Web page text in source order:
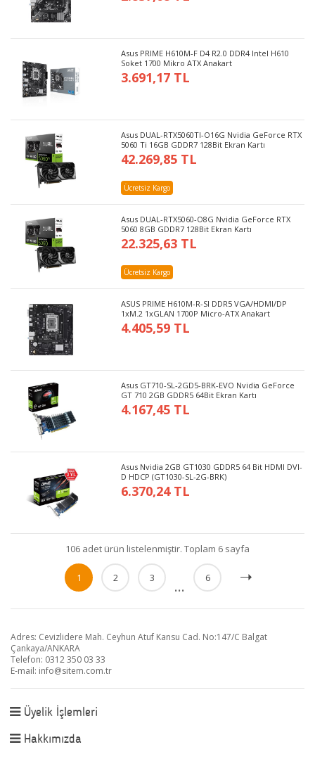
Asus PRIME H610M-F D4 R2.0 DDR4 Intel H610
Soket 1700 Mikro ATX Anakart
3.691,17 TL
Asus DUAL-RTX5060TI-O16G Nvidia GeForce RTX
5060 Ti 16GB GDDR7 128Bit Ekran Kartı
42.269,85 TL
Ücretsiz Kargo
Asus DUAL-RTX5060-O8G Nvidia GeForce RTX
5060 8GB GDDR7 128Bit Ekran Kartı
22.325,63 TL
Ücretsiz Kargo
ASUS PRIME H610M-R-SI DDR5 VGA/HDMI/DP
1xM.2 1xGLAN 1700P Micro-ATX Anakart
4.405,59 TL
Asus GT710-SL-2GD5-BRK-EVO Nvidia GeForce
GT 710 2GB GDDR5 64Bit Ekran Kartı
4.167,45 TL
Asus Nvidia 2GB GT1030 GDDR5 64 Bit HDMI DVI-
D HDCP (GT1030-SL-2G-BRK)
6.370,24 TL
106 adet ürün listelenmiştir. Toplam 6 sayfa
1 2 3 ... 6
Adres: Cevizlidere Mah. Ceyhun Atuf Kansu Cad. No:147/C Balgat
Çankaya/ANKARA
Telefon: 0312 350 03 33
E-mail: info@sitem.com.tr
Üyelik İşlemleri
Hakkımızda